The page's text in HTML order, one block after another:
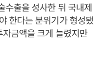
수출을 성사한 뒤 국내제
한다는 분위기가 형성됐
금액을 크게 늘렸지만